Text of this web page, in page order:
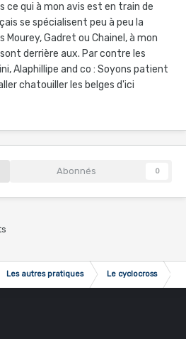
qui à mon avis est en train de
se spécialisent peu à peu la
Mourey, Gadret ou Chainel, à mon
derrière aux. Par contre les
Alaphillipe and co : Soyons patient
chatouiller les belges d'ici
Abonnés 0
Les autres pratiques Le cyclocross